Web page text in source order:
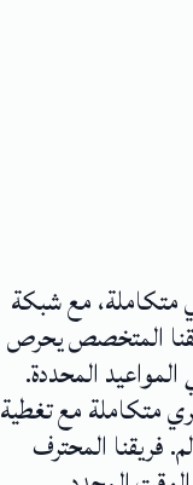
مع شبكة
من 50 دولة. فريقنا المتخصص يحرص
المحددة.
متكاملة مع تغطية
العالم. فريقنا المحترف